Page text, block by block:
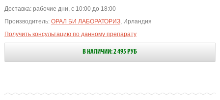
Доставка: рабочие дни, с 10:00 до 18:00
Производитель: ОРАЛ БИ ЛАБОРАТОРИЗ, Ирландия
Получить консультацию по данному препарату
В НАЛИЧИИ: 2 495 РУБ